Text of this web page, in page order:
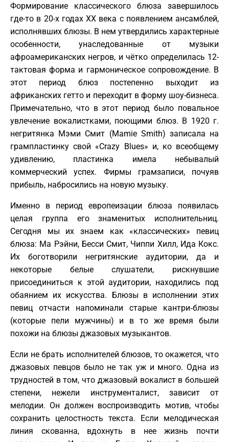
Формирование классического блюза завершилось
где-то в 20-х годах XX века с появлением ансамблей,
исполнявших блюзы. В нем утвердились характерные
особенности, унаследованные от музыки
афроамериканских негров, и чётко определилась 12-
тактовая форма и гармоническое сопровождение. В
этот период блюз постепенно выходит из
африканских гетто и переходит в форму шоу-бизнеса.
Примечательно, что в этот период было повальное
увлечение вокалистками, поющими блюз. В 1920 г.
негритянка Мэми Смит (Mamie Smith) записала на
грампластинку свой «Crazy Blues» и, ко всеобщему
удивлению, пластинка имела небывалый
коммерческий успех. Фирмы грамзаписи, почуяв
прибыль, набросились на новую музыку.
Именно в период европеизации блюза появилась
целая группа его знаменитых исполнительниц.
Сегодня мы их знаем как «классических» певиц
блюза: Ma Рэйни, Бесси Смит, Чиппи Хилл, Ида Кокс.
Их боготворили негритянские аудитории, да и
некоторые белые слушатели, рискнувшие
присоединиться к этой аудитории, находились под
обаянием их искусства. Блюзы в исполнении этих
певиц отчасти напоминали старые кантри‑блюзы
(которые пели мужчины) и в то же время были
похожи на блюзы джазовых музыкантов.
Если не брать исполнителей блюзов, то окажется, что
джазовых певцов было не так уж и много. Одна из
трудностей в том, что джазовый вокалист в большей
степени, нежели инструменталист, зависит от
мелодии. Он должен воспроизводить мотив, чтобы
сохранить целостность текста. Если мелодическая
линия скованна, вдохнуть в нее жизнь почти